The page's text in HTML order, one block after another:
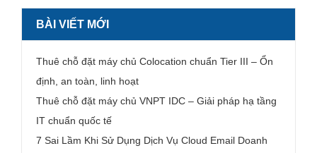
BÀI VIẾT MỚI
Thuê chỗ đặt máy chủ Colocation chuẩn Tier III – Ổn
định, an toàn, linh hoạt
Thuê chỗ đặt máy chủ VNPT IDC – Giải pháp hạ tầng
IT chuẩn quốc tế
7 Sai Lầm Khi Sử Dụng Dịch Vụ Cloud Email Doanh